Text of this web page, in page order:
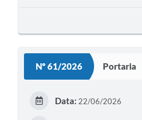
Nº 61/2026 Portaria
Data: 22/06/2026